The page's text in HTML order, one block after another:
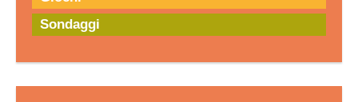
Sondaggi